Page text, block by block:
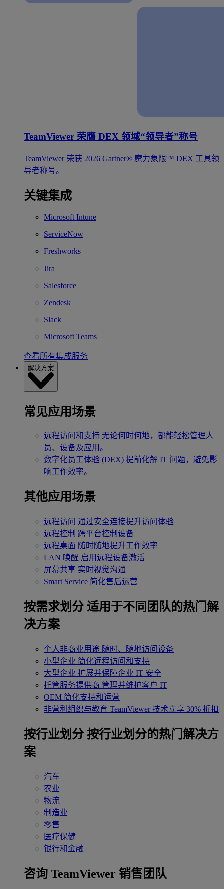
TeamViewer 荣膺 DEX 领域“领导者”称号
TeamViewer 荣获 2026 Gartner® 魔力象限™ DEX 工具领
导者称号。
关键集成
Microsoft Intune
ServiceNow
Freshworks
Jira
Salesforce
Zendesk
Slack
Microsoft Teams
查看所有集成服务
解决方案
常见应用场景
远程访问和支持 无论何时何地，都能轻松管理人
员、设备及应用。
数字化员工体验 (DEX) 提前化解 IT 问题，避免影
响工作效率。
其他应用场景
远程访问 通过安全连接提升访问体验
远程控制 跨平台控制设备
远程桌面 随时随地提升工作效率
LAN 唤醒 启用远程设备激活
屏幕共享 实时视觉沟通
Smart Service 简化售后运营
按需求划分 适用于不同团队的热门解
决方案
个人非商业用途 随时、随地访问设备
小型企业 简化远程访问和支持
大型企业 扩展并保障企业 IT 安全
托管服务提供商 管理并维护客户 IT
OEM 简化支持和运营
非营利组织与教育 TeamViewer 技术立享 30% 折扣
‌按行业划分 按行业划分的热门解决方
案
汽车
农业
物流
制造业
零售
医疗保健
银行和金融
咨询 TeamViewer 销售团队